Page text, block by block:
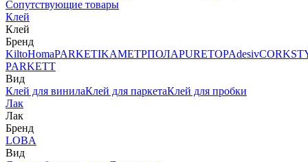
Сопутствующие товары
Клей
Клей
Бренд
KiltoHomaPARKETIKAМЕТРПОЛАPURETOPAdesiv
PARKETT
Вид
Клей для винилаКлей для паркетаКлей для пробки
Лак
Лак
Бренд
LOBA
Вид